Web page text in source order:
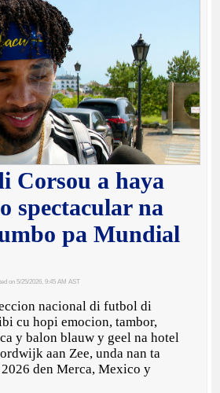
Corsou a haya
spectacular na
pa Mundial
on 5/25/2026, 9:45 AM AST
nacional di futbol di
cu hopi emocion, tambor,
y balon blauw y geel na hotel
aan Zee, unda nan ta
den Merca, Mexico y